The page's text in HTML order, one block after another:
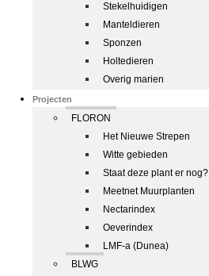
Stekelhuidigen
Manteldieren
Sponzen
Holtedieren
Overig marien
Projecten
FLORON
Het Nieuwe Strepen
Witte gebieden
Staat deze plant er nog?
Meetnet Muurplanten
Nectarindex
Oeverindex
LMF-a (Dunea)
BLWG